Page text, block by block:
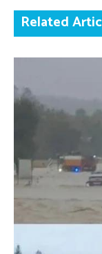
Related